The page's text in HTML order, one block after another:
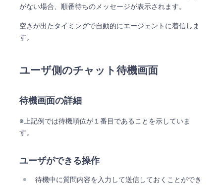
がない場合、順番待ちのメッセージが表示されます。
空きが出たタイミングで自動的にエージェントに着信しま
す。
ユーザ側のチャット待機画面
待機画面の詳細
※上記例では待機順位が１番目であることを示していま
す。
ユーザができる操作
待機中に質問内容を入力して送信しておくことができ